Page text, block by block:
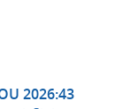
2026:43